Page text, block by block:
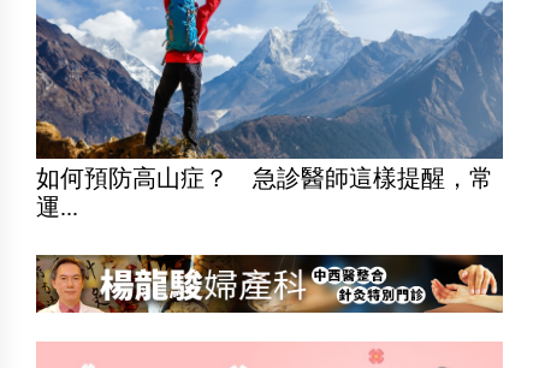
如何預防高山症？ 急診醫師這樣提醒，常
運...